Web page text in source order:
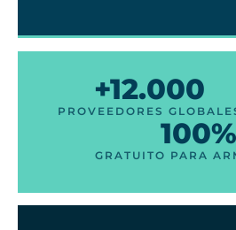
+12.000
PROVEEDORES
100%
GRATUITO PARA